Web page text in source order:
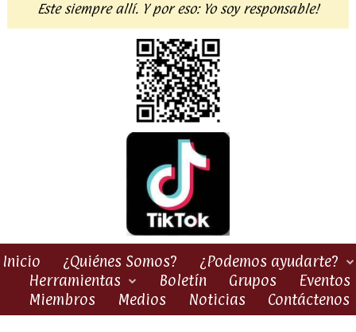
Este siempre allí. Y por eso: Yo soy responsable!
Inicio ¿Quiénes Somos?
¿Podemos ayudarte?
Herramientas
Boletín Grupos
Eventos
Miembros
Medios Noticias Contáctenos